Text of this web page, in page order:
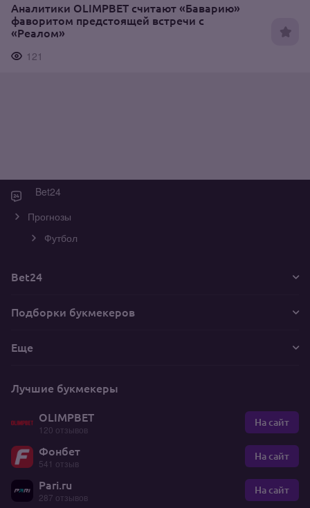
Аналитики OLIMPBET считают «Баварию»
фаворитом предстоящей встречи с
«Реалом»
121
Bet24
Прогнозы
Футбол
Bet24
Подборки букмекеров
Еще
Лучшие букмекеры
OLIMPBET
120 отзывов
На сайт
Фонбет
541 отзыв
На сайт
Pari.ru
287 отзывов
На сайт